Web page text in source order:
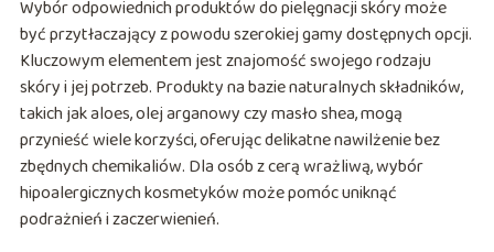
Wybór odpowiednich produktów do pielęgnacji skóry może
być przytłaczający z powodu szerokiej gamy dostępnych opcji.
Kluczowym elementem jest znajomość swojego rodzaju
skóry i jej potrzeb. Produkty na bazie naturalnych składników,
takich jak aloes, olej arganowy czy masło shea, mogą
przynieść wiele korzyści, oferując delikatne nawilżenie bez
zbędnych chemikaliów. Dla osób z cerą wrażliwą, wybór
hipoalergicznych kosmetyków może pomóc uniknąć
podrażnień i zaczerwienień.